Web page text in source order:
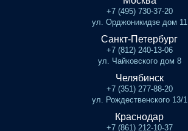
+7 (495) 730-37-20
ул. Орджоникидзе дом 11
Санкт-Петербург
+7 (812) 240-13-06
ул. Чайковского дом 8
Челябинск
+7 (351) 277-88-20
ул. Рождественского 13/1
Краснодар
+7 (861) 212-10-37